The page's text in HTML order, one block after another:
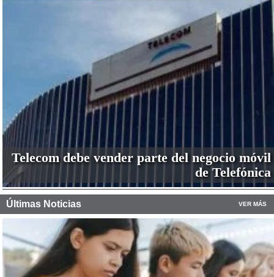
Telecom debe vender parte del negocio móvil
de Telefónica
Últimas Noticias VER MÁS